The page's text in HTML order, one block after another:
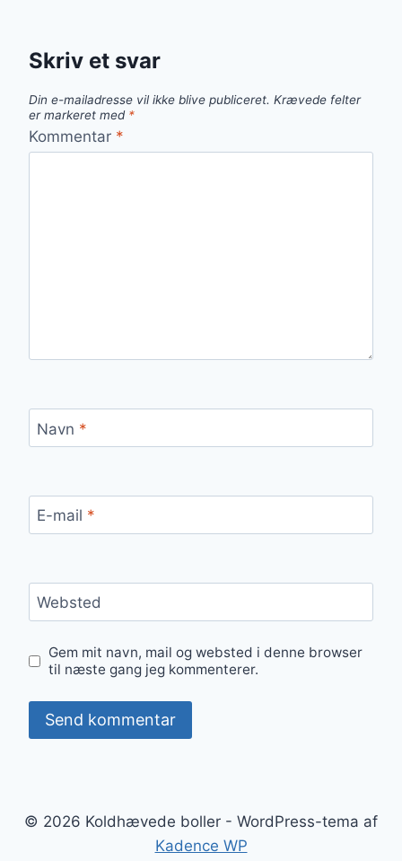
Skriv et svar
Din e-mailadresse vil ikke blive publiceret. Krævede felter
er markeret med *
Kommentar *
Navn *
E-mail *
Websted
Gem mit navn, mail og websted i denne browser
til næste gang jeg kommenterer.
© 2026 Koldhævede boller - WordPress-tema af
Kadence WP